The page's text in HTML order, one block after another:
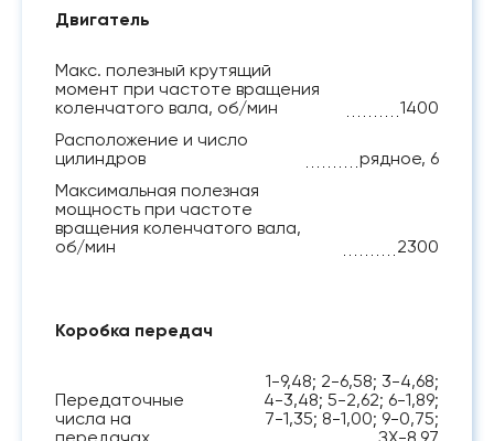
Двигатель
Макс. полезный крутящий
момент при частоте вращения
коленчатого вала, об/мин
1400
Расположение и число
цилиндров
рядное, 6
Максимальная полезная
мощность при частоте
вращения коленчатого вала,
об/мин
2300
Коробка передач
Передаточные
числа на
передачах
1-9,48; 2-6,58; 3-4,68;
4-3,48; 5-2,62; 6-1,89;
7-1,35; 8-1,00; 9-0,75;
ЗХ-8,97